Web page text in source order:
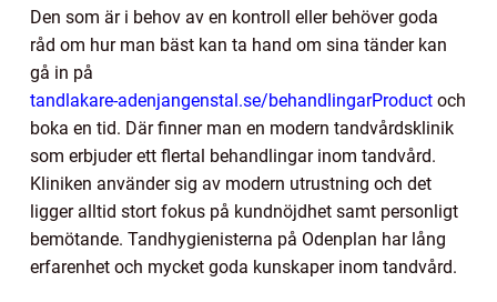
Den som är i behov av en kontroll eller behöver goda
råd om hur man bäst kan ta hand om sina tänder kan
gå in på
tandlakare-adenjangenstal.se/behandlingarProduct och
boka en tid. Där finner man en modern tandvårdsklinik
som erbjuder ett flertal behandlingar inom tandvård.
Kliniken använder sig av modern utrustning och det
ligger alltid stort fokus på kundnöjdhet samt personligt
bemötande. Tandhygienisterna på Odenplan har lång
erfarenhet och mycket goda kunskaper inom tandvård.